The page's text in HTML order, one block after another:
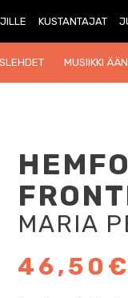
KUSTANTAJAT
MUSIIKKI
MARIA
46,50€